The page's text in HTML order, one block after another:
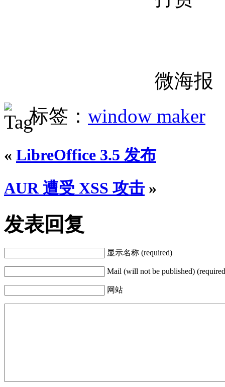
微海报
标签： window maker
« LibreOffice 3.5 发布
AUR 遭受 XSS 攻击 »
发表回复
显示名称 (required)
Mail (will not be published)
网站